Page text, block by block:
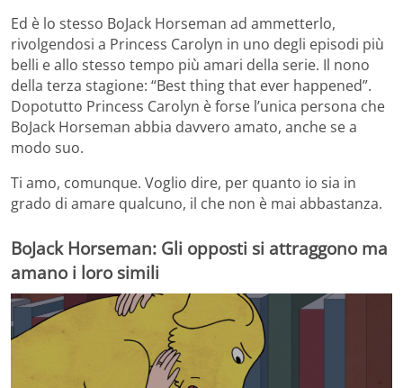
Ed è lo stesso BoJack Horseman ad ammetterlo,
rivolgendosi a Princess Carolyn in uno degli episodi più
belli e allo stesso tempo più amari della serie. Il nono
della terza stagione: “Best thing that ever happened”.
Dopotutto Princess Carolyn è forse l’unica persona che
BoJack Horseman abbia davvero amato, anche se a
modo suo.
Ti amo, comunque. Voglio dire, per quanto io sia in
grado di amare qualcuno, il che non è mai abbastanza.
BoJack Horseman: Gli opposti si attraggono ma
amano i loro simili